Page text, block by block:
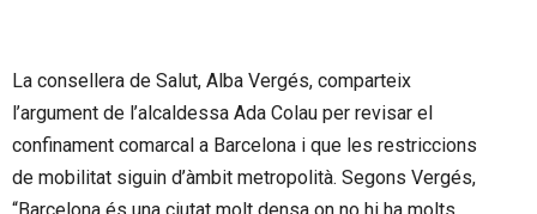
La consellera de Salut, Alba Vergés, comparteix
l’argument de l’alcaldessa Ada Colau per revisar el
confinament comarcal a Barcelona i que les restriccions
de mobilitat siguin d’àmbit metropolità. Segons Vergés,